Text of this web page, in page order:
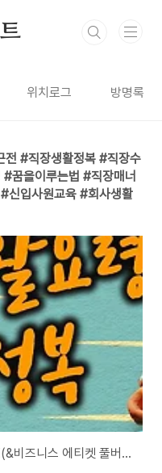
위치로그 방명록
#직장생활정복 #직장수
꿈을이루는법 #직장매너
신입사원교육 #회사생활
신입사원 위한 직장생활요령 A to Z(&비즈니스 에티켓 풀버전)